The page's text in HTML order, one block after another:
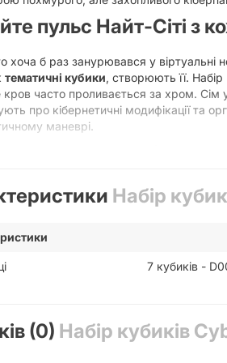
пульс Найт-Сіті з
хоча б раз занурювався у віртуальні
тематичні кубики, створюють її.
кров часто проливається за хром.
про кібернетичні модифікації та
маневрі.
дизайн: Кожен кубик
роблять їх не тільки красивими,
популярні системи, такі як
якість матеріалів:
Кубики
ігрового досвіду.
Набір
7 кубиків -
(0) Набір кубиків